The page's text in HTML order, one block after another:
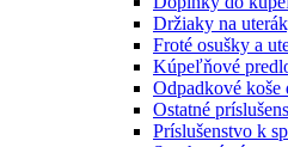
Držiaky na
Froté osušky a
Kúpeľňové
Odpadkové
Ostatné
Príslušenstvo k